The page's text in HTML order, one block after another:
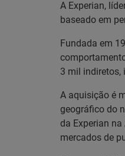
A Experian,
baseado em
Fundada em
3 mil indiretos,
A aquisição é
geográfico do
da Experian
mercados de